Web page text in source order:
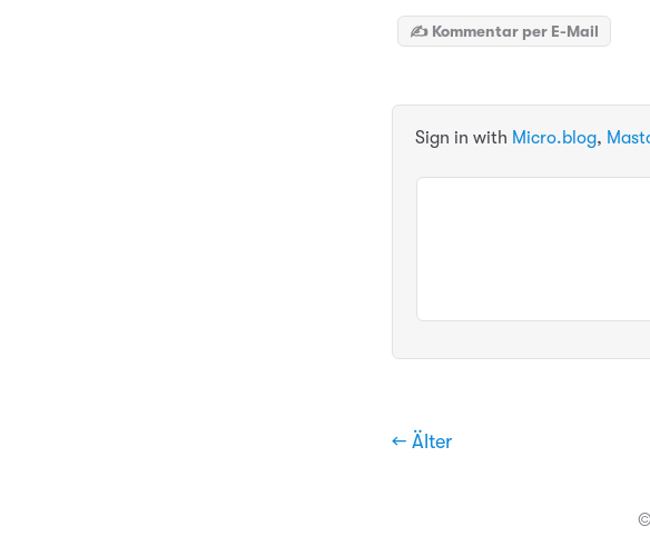
✍️ Kommentar per E-Mail
Sign in with Micro.blog,
← Älter